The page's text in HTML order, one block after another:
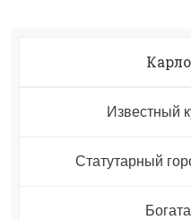
Известный
Статутарный